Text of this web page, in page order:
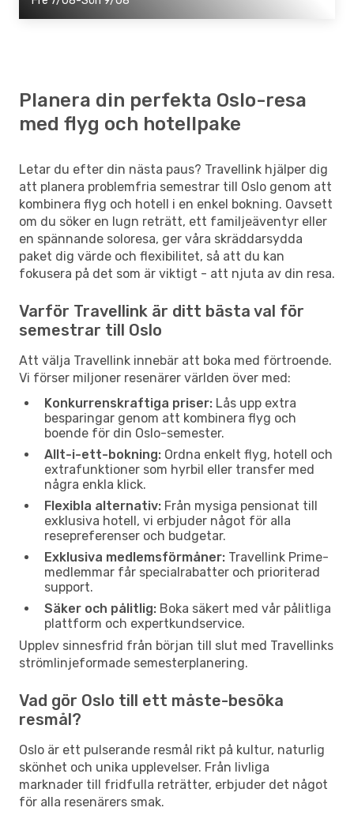
Planera din perfekta Oslo-resa
med flyg och hotellpake
Letar du efter din nästa paus? Travellink hjälper dig
att planera problemfria semestrar till Oslo genom att
kombinera flyg och hotell i en enkel bokning. Oavsett
om du söker en lugn reträtt, ett familjeäventyr eller
en spännande soloresa, ger våra skräddarsydda
paket dig värde och flexibilitet, så att du kan
fokusera på det som är viktigt - att njuta av din resa.
Varför Travellink är ditt bästa val för
semestrar till Oslo
Att välja Travellink innebär att boka med förtroende.
Vi förser miljoner resenärer världen över med:
Konkurrenskraftiga priser: Lås upp extra
besparingar genom att kombinera flyg och
boende för din Oslo-semester.
Allt-i-ett-bokning: Ordna enkelt flyg, hotell och
extrafunktioner som hyrbil eller transfer med
några enkla klick.
Flexibla alternativ: Från mysiga pensionat till
exklusiva hotell, vi erbjuder något för alla
resepreferenser och budgetar.
Exklusiva medlemsförmåner: Travellink Prime-
medlemmar får specialrabatter och prioriterad
support.
Säker och pålitlig: Boka säkert med vår pålitliga
plattform och expertkundservice.
Upplev sinnesfrid från början till slut med Travellinks
strömlinjeformade semesterplanering.
Vad gör Oslo till ett måste-besöka
resmål?
Oslo är ett pulserande resmål rikt på kultur, naturlig
skönhet och unika upplevelser. Från livliga
marknader till fridfulla reträtter, erbjuder det något
för alla resenärers smak.